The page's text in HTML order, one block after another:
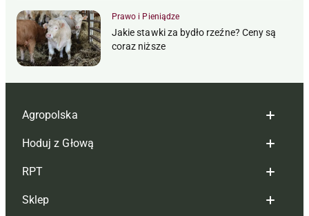
Prawo i Pieniądze
Jakie stawki za bydło rzeźne? Ceny są
coraz niższe
Agropolska
Redakcja
Reklama
Tagi
Hoduj z Głową
Hoduj z głową bydło
Hoduj z głową świnie
RPT
Redakcja
Sklep